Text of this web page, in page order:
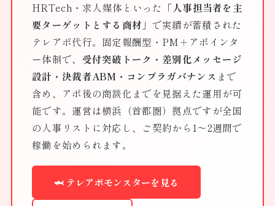
HRTech・求人媒体といった 「人事担当者を主
要ターゲットとする商材」 で実績が蓄積された
テレアポ代行。固定報酬型・PM＋アポインタ
ー体制で、 受付突破トーク・差別化メッセージ
設計・決裁者ABM・コンプラガバナンス まで
含め、アポ後の商談化までを見据えた運用が可
能です。運営は横浜（首都圏）拠点ですが全国
の人事リストに対応し、ご契約から1〜2週間で
稼働を始められます。
🦈 テレアポモンスターを見る